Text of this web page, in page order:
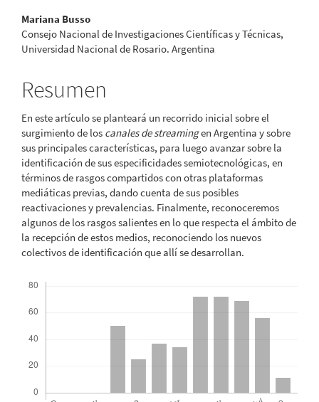
Contenido
principal
artículo
Mariana Busso
Consejo Nacional de Investigaciones Científicas y Técnicas,
Universidad Nacional de Rosario. Argentina
Resumen
En este artículo se planteará un recorrido inicial sobre el
surgimiento de los canales de streamingen Argentina y sobre
sus principales características, para luego avanzar sobre la
identificación de sus especificidades semiotecnológicas, en
términos de rasgos compartidos con otras plataformas
mediáticas previas, dando cuenta de sus posibles
reactivaciones y prevalencias. Finalmente, reconoceremos
algunos de los rasgos salientes en lo que respecta el ámbito de
la recepción de estos medios, reconociendo los nuevos
colectivos de identificación que allí se desarrollan.